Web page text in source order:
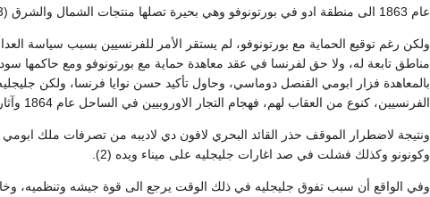
عام 1863 الى منطقة ادو في بورتونوفو وهي بحيرة تصلها منتجات الشمال والشرق (3).
ولكن رغم توقيع الحماية مع بورتونوفو، لم يستقر الأمر للفرنسيين بسبب سياسة
مناطق تابعة له، ولا حق لفرنسا في عقد معاهدة حماية مع بورتونوفو ومع حاكمها
بالمعاهدة فزار ابومي القنصل دوماسي، وحاول تأكيد حسن نوايا فرنسا، ولكن
الفرنسيين، كنوع من العقاب لهم، فهجام التجار الاوروبيين في الساحل عام 1864 وآثار المتاعب في كل من بورتونوفو وكونونو (1).
ونتيجة لاضطرار الموقف حذر القائد البحري لافون دي لاديبه من تصرفات ملك
وكونونو وكذلك فشلت في صد اغارات جليجليه على ميناء ويده (2).
وفي الواقع أن سبب تفوق جليجليه في ذلك الوقت يرجع الى قوة جيشه وتنظميه،